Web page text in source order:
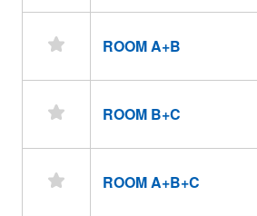
ROOM A+B
ROOM B+C
ROOM A+B+C